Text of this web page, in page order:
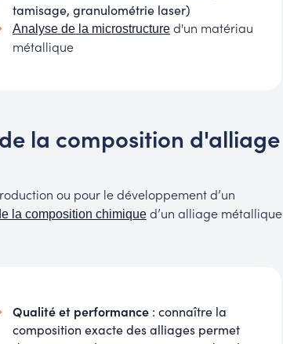
tamisage, granulométrie laser)
Analyse de la microstructured'un matériau
métallique
la composition d'alliage
ou pour le développement d’un
la composition chimiqued’un alliage métallique
Qualité et performance: connaître la
composition exacte des alliages permet